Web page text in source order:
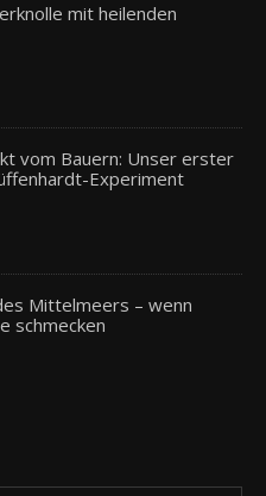
mit heilenden
vom Bauern: Unser erster
Experiment
Mittelmeers – wenn
schmecken